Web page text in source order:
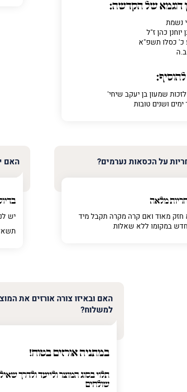
דוגמא של הקדשה:
נשמת
יוחנן כהן ז"ל
כ' כסלו תשפ"א
להוסיף:
שמעון בן יעקב שיחי'
ימים ושנים טובות
על הכסאות נערמים?
מלאה
מאוד ואם קרה מקרה תקבל מיד
במקומו ללא שאלות
האם
יש
האם ובאיזו צורה אורזים את
למשלוח?
במתניה אורזים בטוח!
תלוי בסוג המוצר ולייעד ולדרך
שולחים